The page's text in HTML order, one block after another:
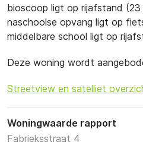
bioscoop ligt op rijafstand
naschoolse opvang ligt op
middelbare school ligt op
Deze woning wordt
Streetview en satelliet
Woningwaarde rapport
Fabrieksstraat 4